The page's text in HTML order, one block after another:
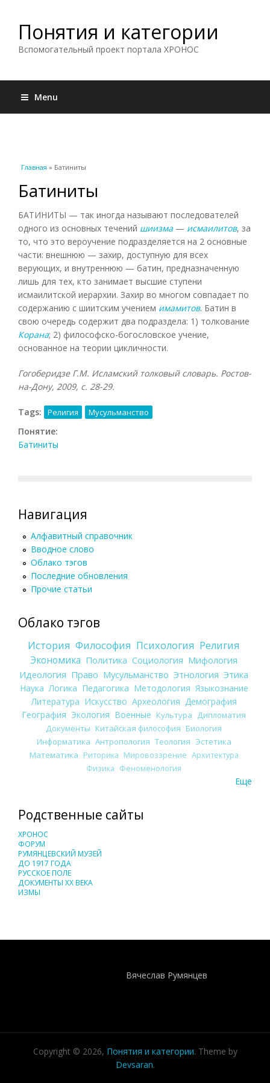
Понятия и категории
Вспомогательный проект портала ХРОНОС
Menu
Вы здесь
Главная » Батиниты
Батиниты
БАТИНИТЫ — так иногда называют последователей
одного из основных течений шиизма — исмаилитов, за
то, что это вероучение подразделяется на 2 основные
части: внешнюю — захир, доступную для всех
верующих, и внутреннюю — батин, предназначенную
лишь для тех, кто занимает высшие ступени
исмаилитской иерархии. Захир во многом совпадает по
содержанию с шиитским учением имамитов. Батин в
свою очередь содержит два подраздела: 1) толкование
Корана; 2) философско-богословское учение,
основанное на теории цикличности.
Гогоберидзе Г.М. Исламский толковый словарь. Ростов-
на-Дону, 2009, с. 28-29.
Tags: Религия Мусульманство
Понятие:
Батиниты
Навигация
Алфавитный справочник
Вводное слово
Облако тэгов
Последние обновления
Прочие статьи
Облако тэгов
История Философия Психология Религия
Экономика Политика Социология Мифология
Идеология Право Мусульманство Этнология Этика
Наука Логика Педагогика Методология Языкознание
Литература Искусство Археология Демография
География Экология Военные Культура
Дипломатия
Документы Китайская философия Биология
Информатика Антропология Теология Эстетика
Математика Риторика Мировоззрение Архитектура
Физика Феноменология
Еще
Родственные сайты
ХРОНОС
ФОРУМ
РУМЯНЦЕВСКИЙ МУЗЕЙ
ДО 1917 ГОДА
РУССКОЕ ПОЛЕ
ДОКУМЕНТЫ XX ВЕКА
ИЗМЫ
Вячеслав Румянцев
Copyright © 2026, Понятия и категории. Theme by
Devsaran.